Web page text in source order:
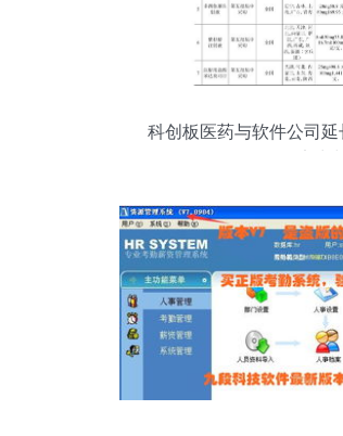
科创板医药与软件公司